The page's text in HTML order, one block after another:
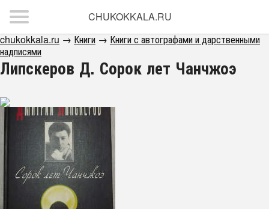
CHUKOKKALA.RU
chukokkala.ru → Книги → Книги с автографами и дарственными
надписями
Липскеров Д. Сорок лет Чанчжоэ